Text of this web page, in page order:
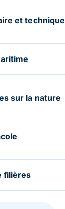
et technique
sur la nature
filières